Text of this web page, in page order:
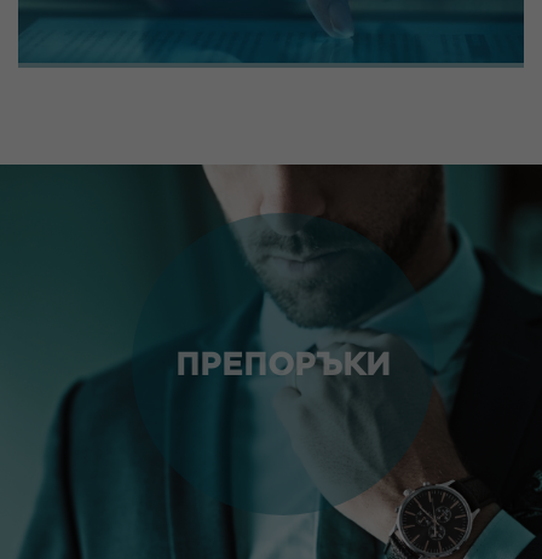
ПРЕПОРЪКИ